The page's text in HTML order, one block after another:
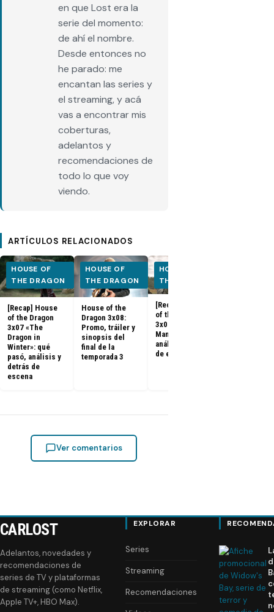
en que Lost era la
serie del momento:
de ahí el nombre.
Desde entonces no
he parado: me
encantan las series y
el streaming, y acá
vas a encontrar mis
coberturas,
adelantos y
recomendaciones de
todo lo que voy
viendo.
ARTÍCULOS RELACIONADOS
HOUSE OF
THE DRAGON
[Recap] House
of the Dragon
3x07 «The
Dragon in
Winter»: qué
pasó, análisis y
detrás de
escena
HOUSE OF
THE DRAGON
House of the
Dragon 3x08:
Promo, tráiler y
sinopsis del
final de la
temporada 3
HOUSE OF
THE DRAGON
[Recap] House
of the Dragon
3x06 «Faceless
Man»: qué pasó,
análisis y detrás
de escena
Ver comentarios
CARLOST
Adelantos, novedades y
recomendaciones de
series de TV y plataformas
de streaming (como Netflix,
Apple TV+, HBO Max).
EXPLORAR
Series
Streaming
Recomendaciones